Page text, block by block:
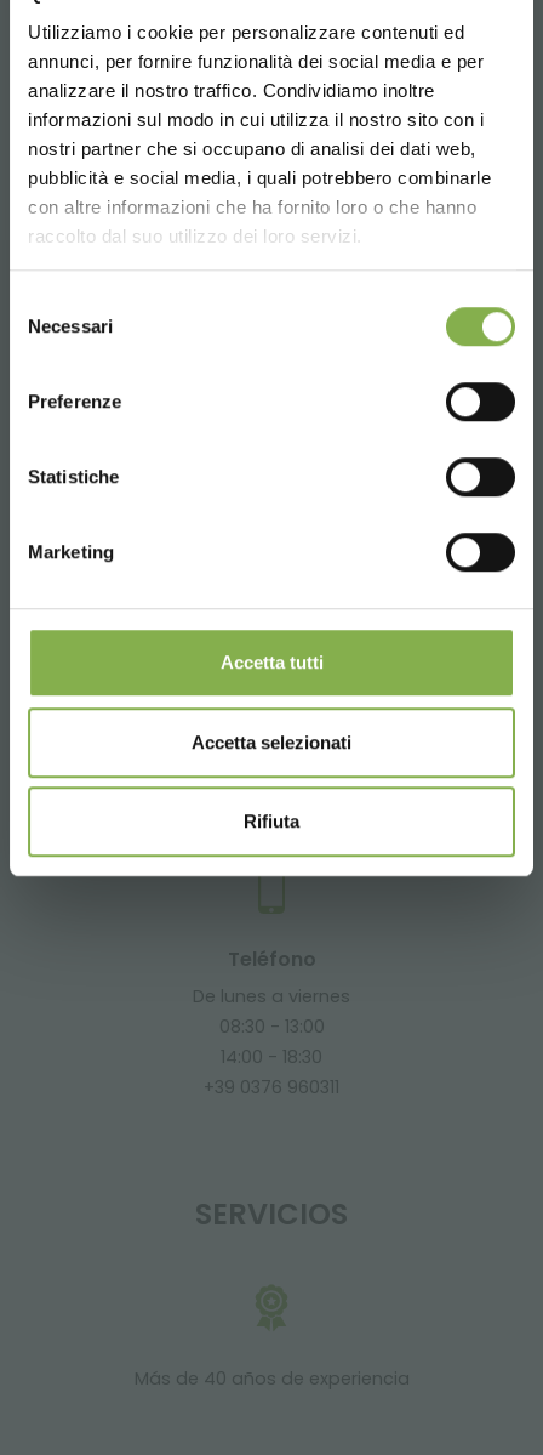
Utilizziamo i cookie per personalizzare contenuti ed
annunci, per fornire funzionalità dei social media e per
analizzare il nostro traffico. Condividiamo inoltre
informazioni sul modo in cui utilizza il nostro sito con i
nostri partner che si occupano di analisi dei dati web,
pubblicità e social media, i quali potrebbero combinarle
con altre informazioni che ha fornito loro o che hanno
raccolto dal suo utilizzo dei loro servizi.
delNecessari
Preferenze
Statistiche
Marketing
Accetta tutti
Accetta selezionati
Rifiuta
anterior:
(tpie) tropical plant industry exhibition 2017
siguiente:
eurobrico ix feria internacional del bricolage
ferias y eventos
compartir
Choose the country you are in and your
language for a better browsing experience
info@orlandelli.it
Teléfono
De lunes a viernes
08:30 - 13:00
14:00 - 18:30
+39 0376 960311
SERVICIOS
Más de 40 años de experiencia